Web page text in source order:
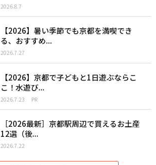
2026.8.7
【2026】暑い季節でも京都を満喫でき
る、おすすめ...
2026.7.27
【2026】京都で子どもと1日遊ぶならこ
こ！水遊び...
2026.7.23 PR
［2026最新］京都駅周辺で買えるお土産
12選（後...
2026.7.22